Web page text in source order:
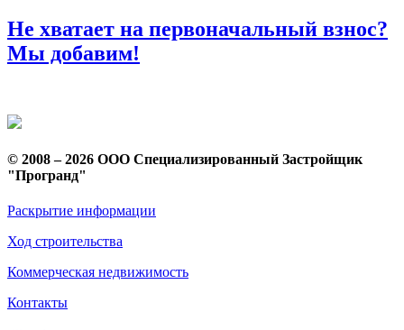
Не хватает на первоначальный взнос?
Мы добавим!
© 2008 – 2026 ООО Специализированный Застройщик
"Програнд"
Раскрытие информации
Ход строительства
Коммерческая недвижимость
Контакты